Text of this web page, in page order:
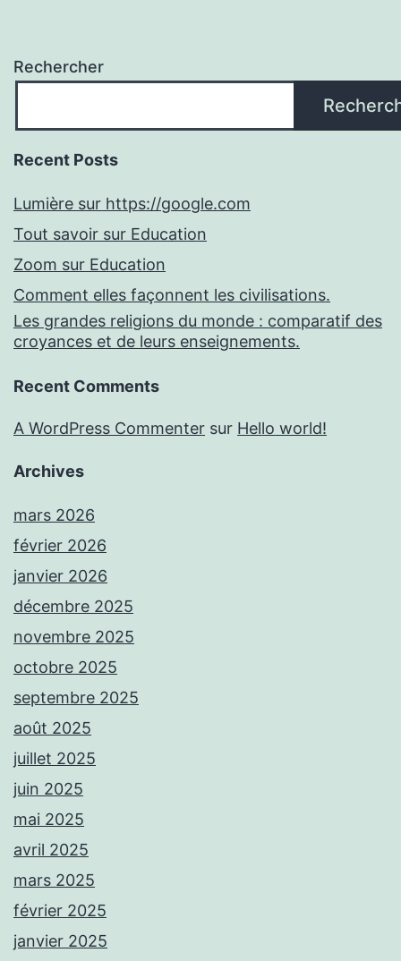
Rechercher
Recent Posts
Lumière sur https://google.com
Tout savoir sur Education
Zoom sur Education
Comment elles façonnent les civilisations.
Les grandes religions du monde : comparatif des
croyances et de leurs enseignements.
Recent Comments
A WordPress Commenter sur Hello world!
Archives
mars 2026
février 2026
janvier 2026
décembre 2025
novembre 2025
octobre 2025
septembre 2025
août 2025
juillet 2025
juin 2025
mai 2025
avril 2025
mars 2025
février 2025
janvier 2025